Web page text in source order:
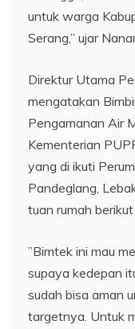
untuk warga
Serang,” ujar
Direktur Utama
mengatakan
Pengamanan Air
Kementerian
yang di ikuti
Pandeglang,
tuan rumah
”Bimtek ini mau
supaya kedepan
sudah bisa aman
targetnya. Untuk